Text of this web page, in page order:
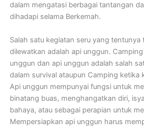
dalam mengatasi berbagai tantangan
dihadapi selama Berkemah.
Salah satu kegiatan seru yang tentunya
dilewatkan adalah api unggun.
unggun dan api unggun adalah salah
dalam survival ataupun Camping ketika
Api unggun mempunyai fungsi untuk
binatang buas, menghangatkan diri,
bahaya, atau sebagai perapian untuk
Mempersiapkan api unggun harus